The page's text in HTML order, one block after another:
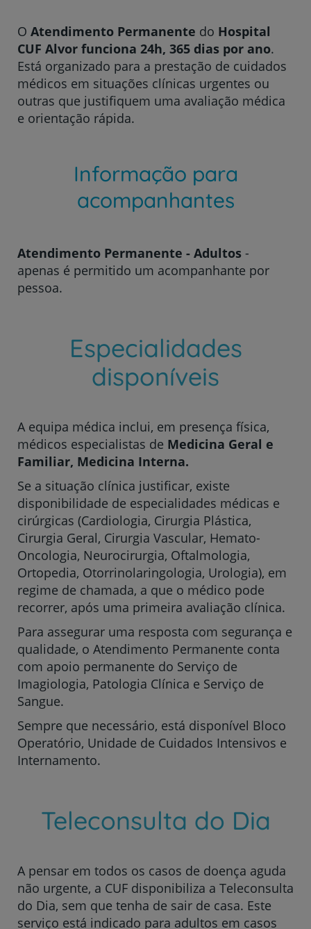
O Atendimento Permanente do Hospital
CUF Alvor funciona 24h, 365 dias por ano.
Está organizado para a prestação de cuidados
médicos em situações clínicas urgentes ou
outras que justifiquem uma avaliação médica
e orientação rápida.
Informação para
acompanhantes
Atendimento Permanente - Adultos -
apenas é permitido um acompanhante por
pessoa.
Especialidades
disponíveis
A equipa médica inclui, em presença física,
médicos especialistas de Medicina Geral e
Familiar, Medicina Interna.
Se a situação clínica justificar, existe
disponibilidade de especialidades médicas e
cirúrgicas (Cardiologia, Cirurgia Plástica,
Cirurgia Geral, Cirurgia Vascular, Hemato-
Oncologia, Neurocirurgia, Oftalmologia,
Ortopedia, Otorrinolaringologia, Urologia), em
regime de chamada, a que o médico pode
recorrer, após uma primeira avaliação clínica.
Para assegurar uma resposta com segurança e
qualidade, o Atendimento Permanente conta
com apoio permanente do Serviço de
Imagiologia, Patologia Clínica e Serviço de
Sangue.
Sempre que necessário, está disponível Bloco
Operatório, Unidade de Cuidados Intensivos e
Internamento.
Teleconsulta do Dia
A pensar em todos os casos de doença aguda
não urgente, a CUF disponibiliza a Teleconsulta
do Dia, sem que tenha de sair de casa. Este
serviço está indicado para adultos em casos